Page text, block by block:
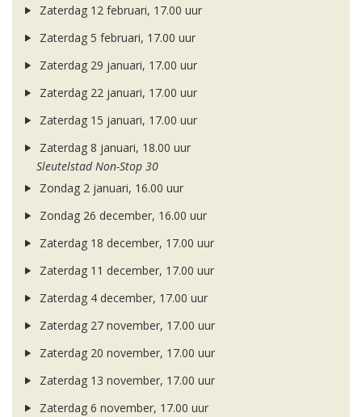
Zaterdag 12 februari, 17.00 uur
Zaterdag 5 februari, 17.00 uur
Zaterdag 29 januari, 17.00 uur
Zaterdag 22 januari, 17.00 uur
Zaterdag 15 januari, 17.00 uur
Zaterdag 8 januari, 18.00 uur
Sleutelstad Non-Stop 30
Zondag 2 januari, 16.00 uur
Zondag 26 december, 16.00 uur
Zaterdag 18 december, 17.00 uur
Zaterdag 11 december, 17.00 uur
Zaterdag 4 december, 17.00 uur
Zaterdag 27 november, 17.00 uur
Zaterdag 20 november, 17.00 uur
Zaterdag 13 november, 17.00 uur
Zaterdag 6 november, 17.00 uur